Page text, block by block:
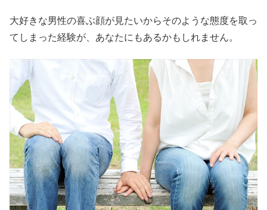
大好きな男性の喜ぶ顔が見たいからそのような態度を取っ
てしまった経験が、あなたにもあるかもしれません。